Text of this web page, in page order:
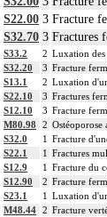
S22.00 3 Fracture
S32.70 3 Fractures
S33.2 2 Luxation des
S32.20
3 Fracture
S13.1
2 Luxation
S22.10
3 Fractures
S12.10
3 Fracture
M80.98
2 Ostéoporose
S32.0
1 Fracture
S22.1
1 Fractures
S12.9
1 Fracture du
S12.90
2 Fracture
S23.1
1 Luxation
M48.44 2 Fracture